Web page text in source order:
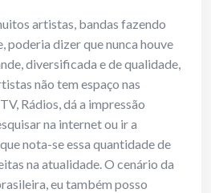
artistas, bandas fazendo
poderia dizer que nunca houve
diversificada e de qualidade,
não tem espaço nas
Rádios, dá a impressão
na internet ou ir a
nota-se essa quantidade de
na atualidade. O cenário da
eu também posso